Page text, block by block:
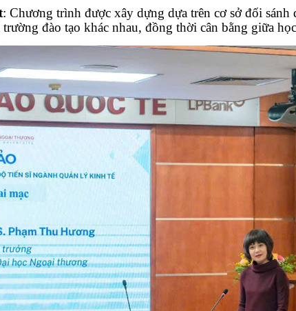
: Chương trình được xây dựng dựa trên cơ sở đối
đào tạo khác nhau, đồng thời cân bằng giữa